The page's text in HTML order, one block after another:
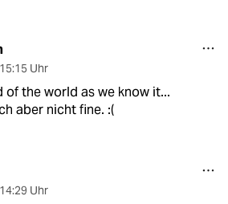
15:15 Uhr
of the world as we know it...
aber nicht fine. :(
14:29 Uhr